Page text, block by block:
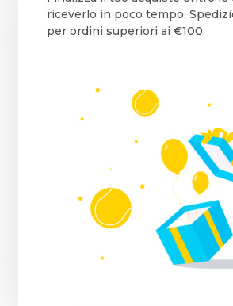
riceverlo in poco tempo.
per ordini superiori ai €100.